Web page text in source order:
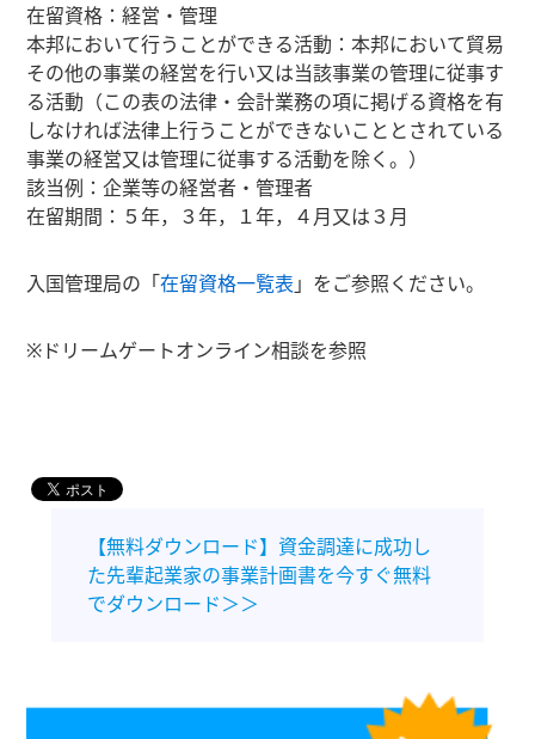
在留資格：経営・管理
本邦において行うことができる活動：本邦において貿易
その他の事業の経営を行い又は当該事業の管理に従事す
る活動（この表の法律・会計業務の項に掲げる資格を有
しなければ法律上行うことができないこととされている
事業の経営又は管理に従事する活動を除く。）
該当例：企業等の経営者・管理者
在留期間：５年，３年，１年，４月又は３月
入国管理局の「在留資格一覧表 」をご参照ください。
※ドリームゲートオンライン相談を参照
【無料ダウンロード】資金調達に成功し
た先輩起業家の事業計画書を今すぐ無料
でダウンロード＞＞